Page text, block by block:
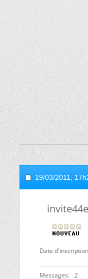
19/03/2011,
Date d'inscription
Messages 2